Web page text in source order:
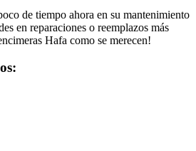
de tiempo ahora en su mantenimiento
en reparaciones o reemplazos más
Hafa como se merecen!